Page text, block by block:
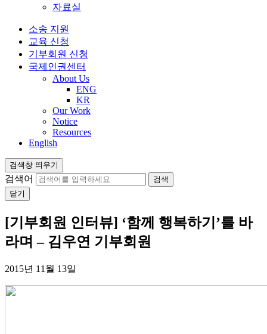
자료실
소송 지원
교육 신청
기부회원 신청
국제인권센터
About Us
ENG
KR
Our Work
Notice
Resources
English
검색창 띄우기
검색어
닫기
[기부회원 인터뷰] ‘함께 행복하기’를 바
라며 – 김우연 기부회원
2015년 11월 13일